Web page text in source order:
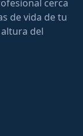
cerca
de vida de tu
del